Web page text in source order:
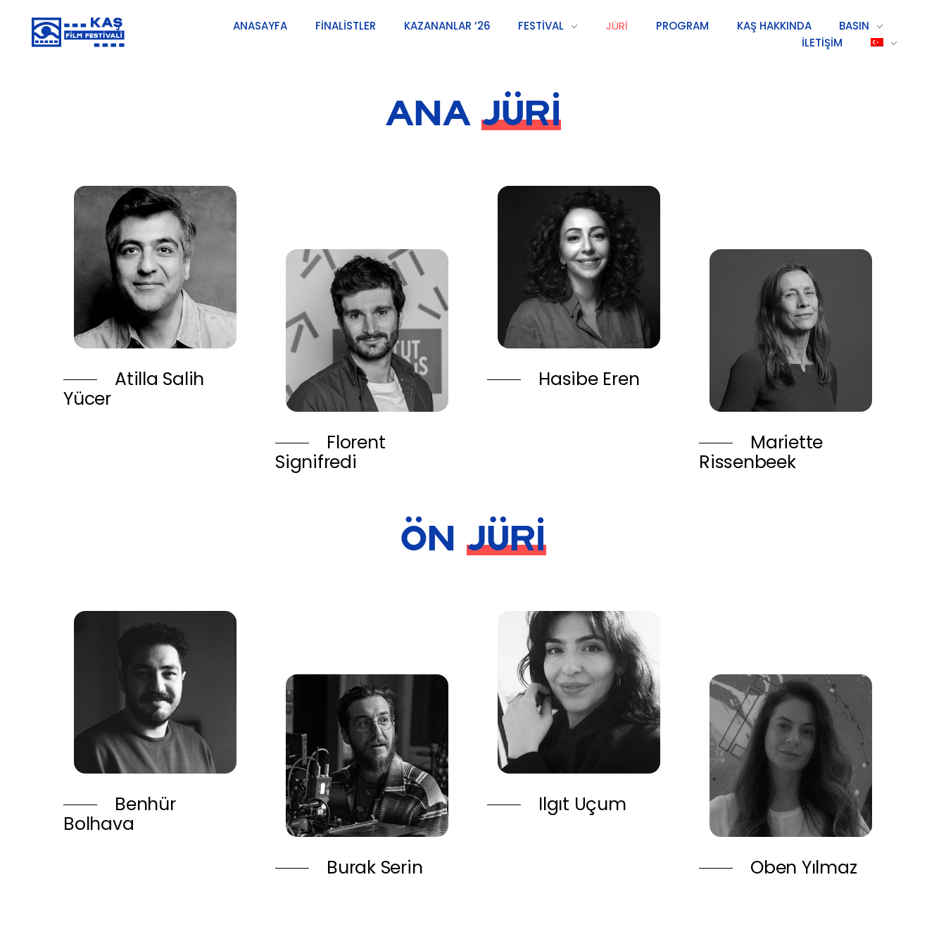
ANASAYFA FINALISTLER KAZANANLAR ’26 FESTIVAL JÜRI PROGRAM KAŞ HAKKINDA
BASIN
İLETIŞIM
ANA JÜRİ
Atilla Salih
Yücer
Florent
Signifredi
Hasibe Eren
Mariette
Rissenbeek
ÖN JÜRİ
Benhür
Bolhava
Burak Serin
Ilgıt Uçum
Oben Yılmaz